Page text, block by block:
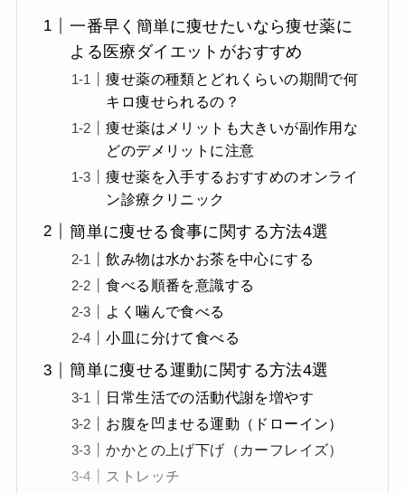
一番早く簡単に痩せたいなら痩せ薬に
よる医療ダイエットがおすすめ
痩せ薬の種類とどれくらいの期間で何
キロ痩せられるの？
痩せ薬はメリットも大きいが副作用な
どのデメリットに注意
痩せ薬を入手するおすすめのオンライ
ン診療クリニック
簡単に痩せる食事に関する方法4選
飲み物は水かお茶を中心にする
食べる順番を意識する
よく噛んで食べる
小皿に分けて食べる
簡単に痩せる運動に関する方法4選
日常生活での活動代謝を増やす
お腹を凹ませる運動（ドローイン）
かかとの上げ下げ（カーフレイズ）
ストレッチ